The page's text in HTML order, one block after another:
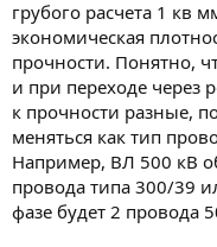
грубого расчета 1 кв
экономическая
прочности. Понятно,
и при переходе через
к прочности разные,
меняться как тип
Например, ВЛ 500 кВ
провода типа 300/39
фазе будет 2 провода